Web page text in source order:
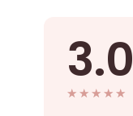
3.0
★★★★★
★★★★★